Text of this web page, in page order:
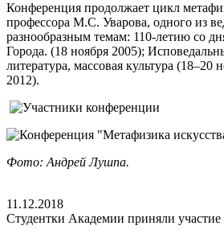
Конференция продолжает цикл
профессора М.С. Уварова, одного из
разнообразным темам: 110-летию со
Города. (18 ноября 2005);
литература, массовая культура
2012).
Фото: Андрей Лушпа.
11.12.2018
Студентки Академии приняли